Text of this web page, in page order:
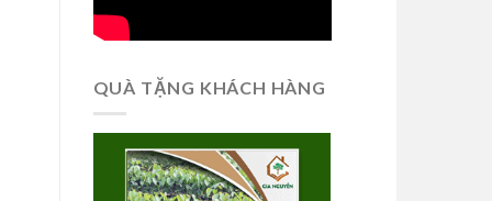
QUÀ TẶNG KHÁCH HÀNG